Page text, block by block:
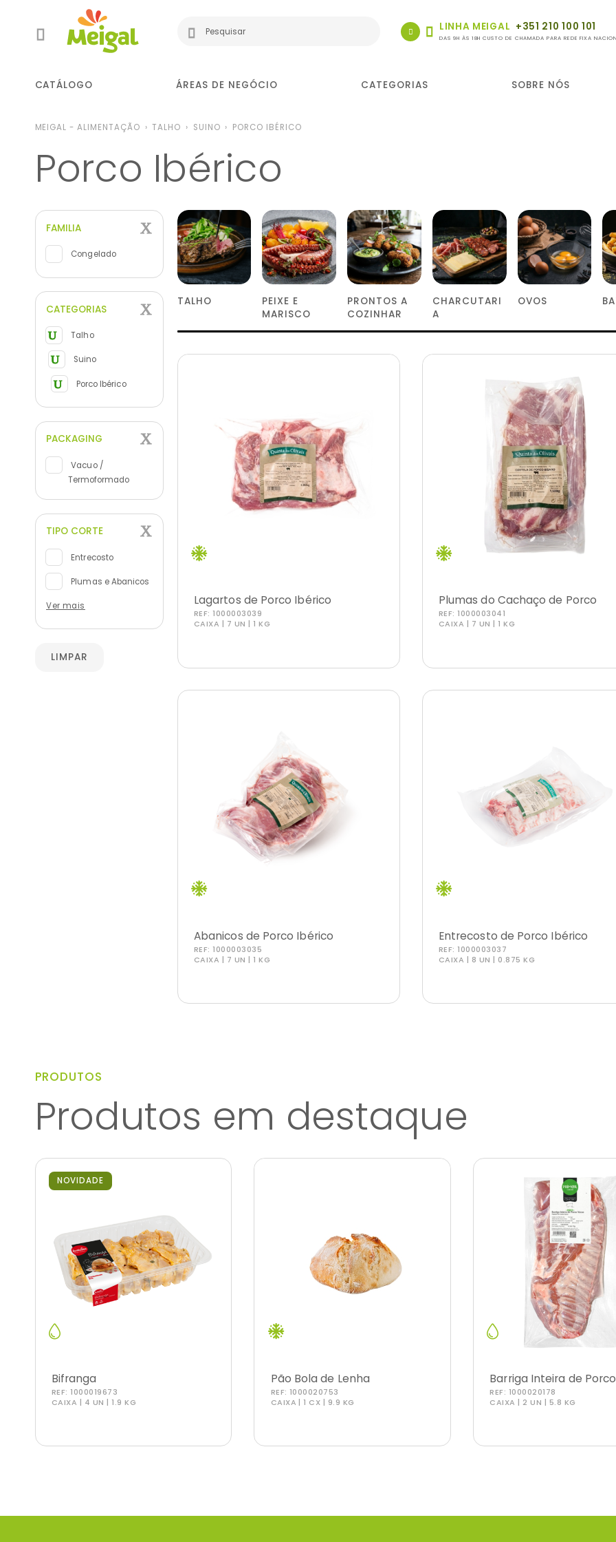
LINHA MEIGAL +351 210 100 101
DAS 9H ÀS 18H CUSTO DE CHAMADA PARA REDE FIXA
CATÁLOGO ÁREAS DE NEGÓCIO CATEGORIAS SOBRE NÓS
MEIGAL - ALIMENTAÇÃO TALHO SUINO PORCO IBÉRICO
Porco Ibérico
FAMILIA
Congelado
CATEGORIAS
Talho
Suino
Porco Ibérico
PACKAGING
Vacuo /
Termoformado
TIPO CORTE
Entrecosto
Plumas e Abanicos
Ver mais
LIMPAR
TALHO
PEIXE E
MARISCO
PRONTOS A
COZINHAR
CHARCUTARI
A
OVOS
Lagartos de Porco Ibérico
REF:1000003039
CAIXA | 7 UN | 1 KG
Plumas do Cachaço de Porco
Ibérico
REF:1000003041
CAIXA | 7 UN | 1 KG
Abanicos de Porco Ibérico
REF:1000003035
CAIXA | 7 UN | 1 KG
Entrecosto de Porco Ibérico
REF:1000003037
CAIXA | 8 UN | 0.875 KG
PRODUTOS
Produtos em destaque
NOVIDADE
Bifranga
REF:1000019673
CAIXA | 4 UN | 1.9 KG
Pão Bola de Lenha
REF: 1000020753
CAIXA | 1 CX | 9.9 KG
Barriga Inteira de Porco
REF: 1000020178
CAIXA | 2 UN | 5.8 KG